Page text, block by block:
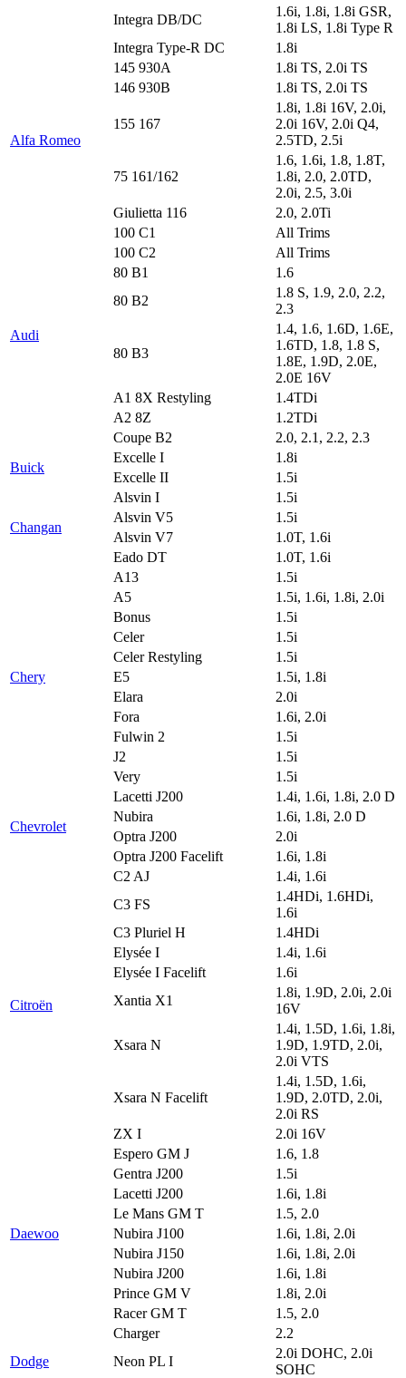
Integra DB/DC
1.6i, 1.8i, 1.8i GSR,
1.8i LS, 1.8i Type R
Integra Type-R DC
1.8i
Alfa Romeo
145 930A
1.8i TS, 2.0i TS
146 930B
1.8i TS, 2.0i TS
155 167
1.8i, 1.8i 16V, 2.0i,
2.0i 16V, 2.0i Q4,
2.5TD, 2.5i
75 161/162
1.6, 1.6i, 1.8, 1.8T,
1.8i, 2.0, 2.0TD,
2.0i, 2.5, 3.0i
Giulietta 116
2.0, 2.0Ti
Audi
100 C1
All Trims
100 C2
All Trims
80 B1
1.6
80 B2
1.8 S, 1.9, 2.0, 2.2,
2.3
80 B3
1.4, 1.6, 1.6D, 1.6E,
1.6TD, 1.8, 1.8 S,
1.8E, 1.9D, 2.0E,
2.0E 16V
A1 8X Restyling
1.4TDi
A2 8Z
1.2TDi
Coupe B2
2.0, 2.1, 2.2, 2.3
Buick
Excelle I
1.8i
Excelle II
1.5i
Changan
Alsvin I
1.5i
Alsvin V5
1.5i
Alsvin V7
1.0T, 1.6i
Eado DT
1.0T, 1.6i
Chery
A13
1.5i
A5
1.5i, 1.6i, 1.8i, 2.0i
Bonus
1.5i
Celer
1.5i
Celer Restyling
1.5i
E5
1.5i, 1.8i
Elara
2.0i
Fora
1.6i, 2.0i
Fulwin 2
1.5i
J2
1.5i
Very
1.5i
Chevrolet
Lacetti J200
1.4i, 1.6i, 1.8i, 2.0 D
Nubira
1.6i, 1.8i, 2.0 D
Optra J200
2.0i
Optra J200 Facelift
1.6i, 1.8i
Citroën
C2 AJ
1.4i, 1.6i
C3 FS
1.4HDi, 1.6HDi,
1.6i
C3 Pluriel H
1.4HDi
Elysée I
1.4i, 1.6i
Elysée I Facelift
1.6i
Xantia X1
1.8i, 1.9D, 2.0i, 2.0i
16V
Xsara N
1.4i, 1.5D, 1.6i, 1.8i,
1.9D, 1.9TD, 2.0i,
2.0i VTS
Xsara N Facelift
1.4i, 1.5D, 1.6i,
1.9D, 2.0TD, 2.0i,
2.0i RS
ZX I
2.0i 16V
Daewoo
Espero GM J
1.6, 1.8
Gentra J200
1.5i
Lacetti J200
1.6i, 1.8i
Le Mans GM T
1.5, 2.0
Nubira J100
1.6i, 1.8i, 2.0i
Nubira J150
1.6i, 1.8i, 2.0i
Nubira J200
1.6i, 1.8i
Prince GM V
1.8i, 2.0i
Racer GM T
1.5, 2.0
Dodge
Charger
2.2
Neon PL I
2.0i DOHC, 2.0i
SOHC